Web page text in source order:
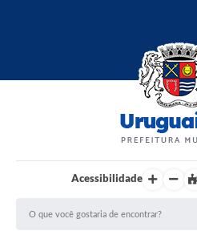
Acessibilidade